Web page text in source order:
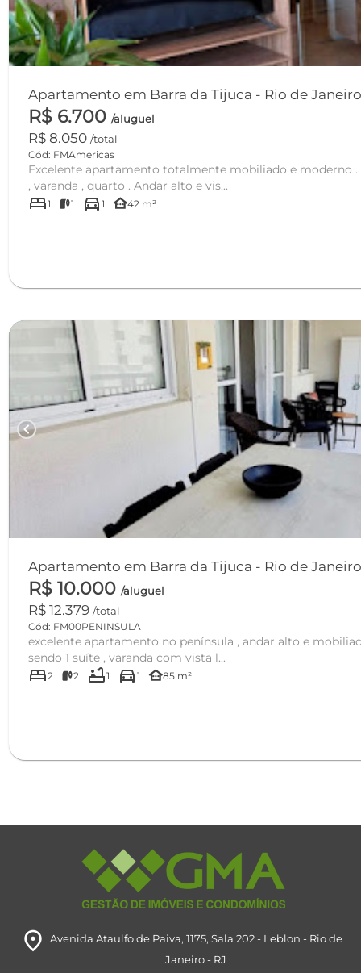
Apartamento em Barra da Tijuca - Rio de Janeiro
R$ 6.700 /aluguel
R$ 8.050 /total
Cód: FMAmericas
Excelente apartamento totalmente mobiliado e moderno .
, varanda , quarto . Andar alto e vis...
bed1 1 directions_car 1 other_houses42 m²
chevron_left
Apartamento em Barra da Tijuca - Rio de Janeiro
R$ 10.000 /aluguel
R$ 12.379 /total
Cód: FM00PENINSULA
excelente apartamento no península , andar alto e
sendo 1 suíte , varanda com vista l...
bed2 2 bathtub1 directions_car 1 other_houses85 m²
room Avenida Ataulfo de Paiva, 1175, Sala 202- Leblon - Rio de
Janeiro- RJ